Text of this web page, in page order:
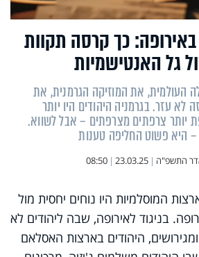
כך קרסה תקוות
גל האנטישמיות
העולמית, את המוזיקה הגרמנית, את
לא עזר. בגרמניה היהודים היו יותר
יותר צרפתים מצרפתים – אבל לשווא.
היא פשוט החליפה טענות
התשפ"ה |
23.03.25
|
08:50
המוסלמיות היו נוחים יחסית מול
בניגוד לאירופה, שבה ליהודים לא
היהודים בארצות האסלאם